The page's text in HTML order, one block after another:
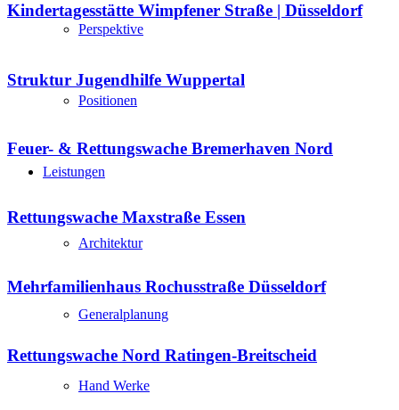
Perspektive
Positionen
Leistungen
Architektur
Generalplanung
Hand Werke
Kindertagesstätte Wimpfener Straße | Düsseldorf
Struktur Jugendhilfe Wuppertal
Feuer- & Rettungswache Bremerhaven Nord
Rettungswache Maxstraße Essen
Mehrfamilienhaus Rochusstraße Düsseldorf
Rettungswache Nord Ratingen-Breitscheid